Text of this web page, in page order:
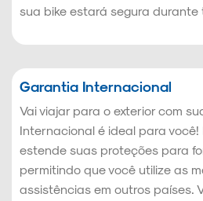
sua bike estará segura durante
Garantia Internacional
Vai viajar para o exterior com
Internacional é ideal para você!
estende suas proteções para
permitindo que você utilize as
assistências em outros países.